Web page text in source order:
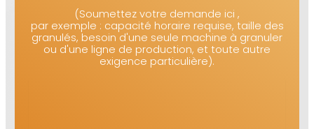
(Soumettez votre demande ici ,
par exemple : capacité horaire requise, taille des
granulés, besoin d'une seule machine à granuler
ou d'une ligne de production, et toute autre
exigence particulière).